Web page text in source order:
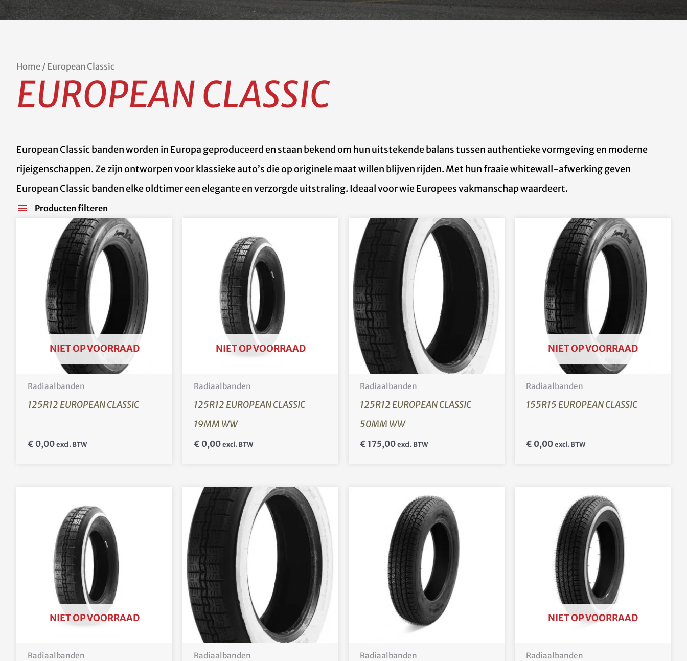
Home/ European Classic
EUROPEAN CLASSIC
European Classic banden worden in Europa geproduceerd en staan bekend om hun uitstekende balans tussen authentieke vormgeving en moderne
rijeigenschappen. Ze zijn ontworpen voor klassieke auto’s die op originele maat willen blijven rijden. Met hun fraaie whitewall-afwerking geven
European Classic banden elke oldtimer een elegante en verzorgde uitstraling. Ideaal voor wie Europees vakmanschap waardeert.
Producten filteren
NIET OP VOORRAAD
Radiaalbanden
125R12 EUROPEAN CLASSIC
€ 0,00 excl. BTW
NIET OP VOORRAAD
Radiaalbanden
125R12 EUROPEAN CLASSIC
19MM WW
€ 0,00 excl. BTW
Radiaalbanden
125R12 EUROPEAN CLASSIC
50MM WW
€ 175,00 excl. BTW
NIET OP VOORRAAD
Radiaalbanden
155R15 EUROPEAN CLASSIC
€ 0,00 excl. BTW
NIET OP VOORRAAD
Radiaalbanden Radiaalbanden Radiaalbanden
NIET OP VOORRAAD
Radiaalbanden